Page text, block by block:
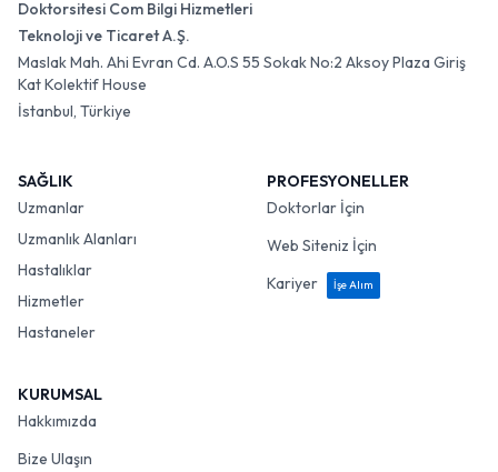
Doktorsitesi Com Bilgi Hizmetleri
Teknoloji ve Ticaret A.Ş.
Maslak Mah. Ahi Evran Cd. A.O.S 55 Sokak No:2 Aksoy Plaza Giriş
Kat Kolektif House
İstanbul, Türkiye
SAĞLIK
Uzmanlar
Uzmanlık Alanları
Hastalıklar
Hizmetler
Hastaneler
PROFESYONELLER
Doktorlar İçin
Web Siteniz İçin
Kariyer
İşe Alım
KURUMSAL
Hakkımızda
Bize Ulaşın